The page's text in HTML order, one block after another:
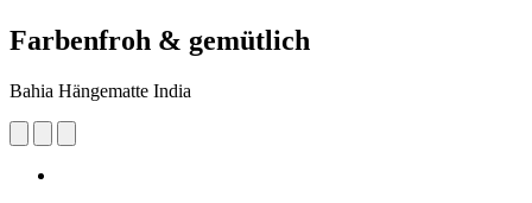
Farbenfroh & gemütlich
Bahia Hängematte India